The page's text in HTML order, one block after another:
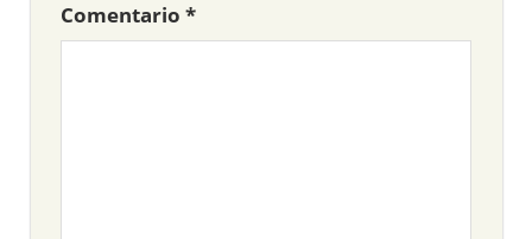
Comentario *